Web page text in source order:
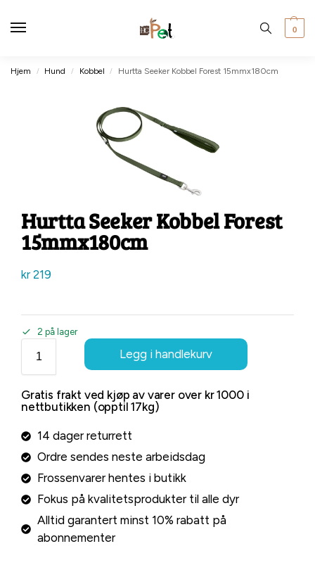
0
Hjem / Hund / Kobbel / Hurtta Seeker Kobbel Forest 15mmx180cm
Hurtta Seeker Kobbel Forest
15mmx180cm
kr219
2 på lager
Legg i handlekurv
Gratis frakt ved kjøp av varer over kr 1000 i
nettbutikken (opptil 17kg)
14 dager returrett
Ordre sendes neste arbeidsdag
Frossenvarer hentes i butikk
Fokus på kvalitetsprodukter til alle dyr
Alltid garantert minst 10% rabatt på
abonnementer